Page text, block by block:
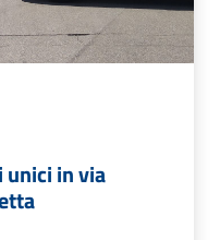
unici in via